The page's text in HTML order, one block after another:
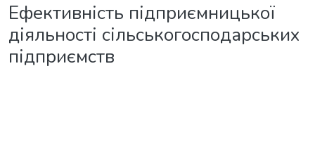
Ефективність підприємницької
діяльності сільськогосподарських
підприємств